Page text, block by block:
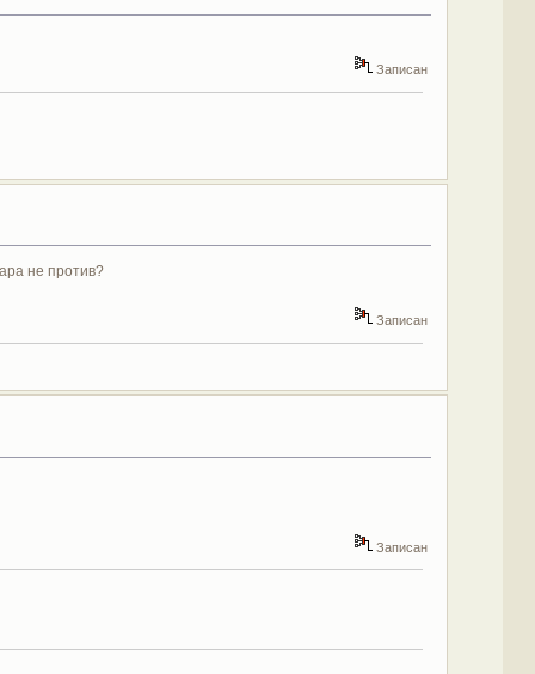
Записан
не против?
Записан
Записан